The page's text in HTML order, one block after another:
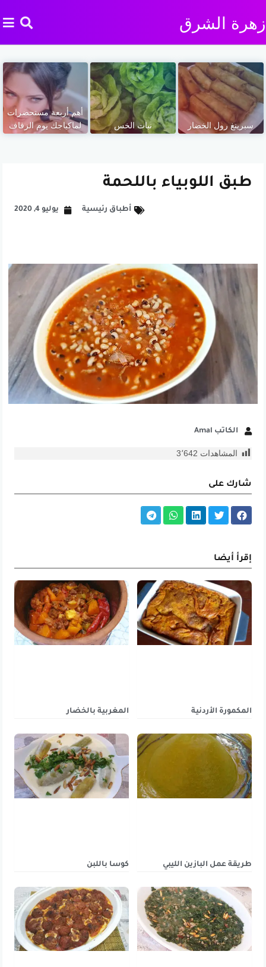
زهرة الشرق
سبرينغ رول الخضار نبات الخس
أهم أربعة مستحضرات
لماكياجك يوم الزفاف
طبق اللوبياء باللحمة
أطباق رئيسية يوليو 4, 2020
الكاتب Amal
المشاهدات 3٬642
شارك على
إقرأ أيضا
المكمورة الأردنية المغربية بالخضار
طريقة عمل البازين الليبي كوسا باللبن